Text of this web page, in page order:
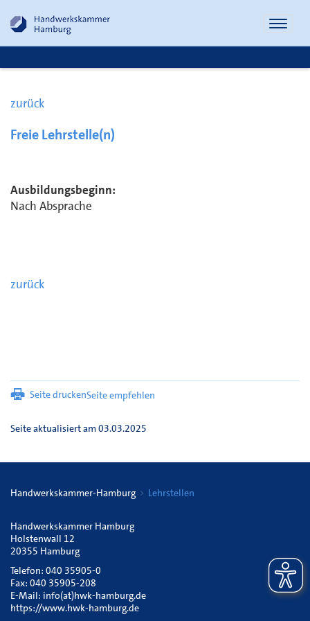
zurück
Freie Lehrstelle(n)
Ausbildungsbeginn:
Nach Absprache
zurück
Seite druckenSeite empfehlen
Seite aktualisiert am 03.03.2025
Handwerkskammer-Hamburg Lehrstellen
Handwerkskammer Hamburg
Holstenwall 12
20355 Hamburg
Telefon: 040 35905-0
Fax: 040 35905-208
E-Mail: info(at)hwk-hamburg.de
https://www.hwk-hamburg.de